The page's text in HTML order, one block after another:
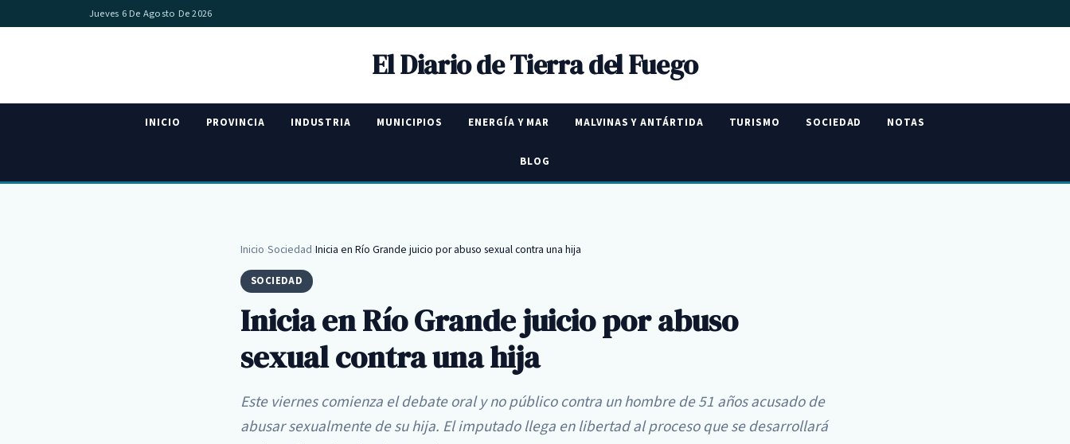
Jueves 6 De Agosto De 2026
El Diario de Tierra del Fuego
INICIO PROVINCIA INDUSTRIA MUNICIPIOS ENERGÍA Y MAR MALVINAS Y ANTÁRTIDA TURISMO SOCIEDAD NOTAS
BLOG
Inicio Sociedad Inicia en Río Grande juicio por abuso sexual contra una hija
SOCIEDAD
Inicia en Río Grande juicio por abuso
sexual contra una hija
Este viernes comienza el debate oral y no público contra un hombre de 51 años acusado de
abusar sexualmente de su hija. El imputado llega en libertad al proceso que se desarrollará